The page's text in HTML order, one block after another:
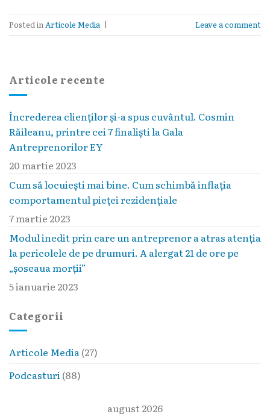
Articole recente
Încrederea clienților și-a spus cuvântul. Cosmin
Răileanu, printre cei 7 finaliști la Gala
Antreprenorilor EY
20 martie 2023
Cum să locuieşti mai bine. Cum schimbă inflaţia
comportamentul pieţei rezidenţiale
7 martie 2023
Modul inedit prin care un antreprenor a atras atenția
la pericolele de pe drumuri. A alergat 21 de ore pe
„șoseaua morții”
5 ianuarie 2023
Categorii
Articole Media(27)
Podcasturi(88)
august 2026
Posted in Articole Media | Leave a comment